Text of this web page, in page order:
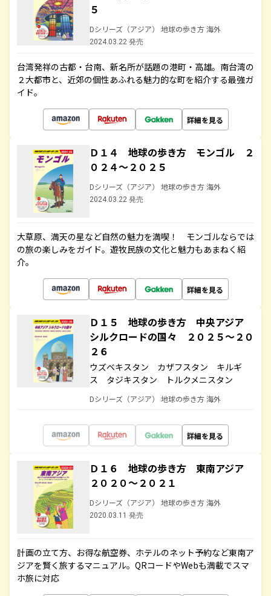
５
Dシリーズ（アジア） 地球の歩き方 海外
2024.03.22 発売
台湾発祥の古都・台南、新名所が話題の港町・高雄。南台湾の
２大都市と、近郊の個性あふれる魅力的な町を紹介する最強ガ
イド。
詳細を見る
Ｄ１４ 地球の歩き方 モンゴル ２
０２４～２０２５
Dシリーズ（アジア） 地球の歩き方 海外
2024.03.22 発売
大草原、満天の星など自然の魅力を満喫！ モンゴルならでは
の旅の楽しみをガイド。遊牧民族の文化と魅力もあまねく紹
介。
詳細を見る
Ｄ１５ 地球の歩き方 中央アジア
シルクロードの国々 ２０２５～２０
２６
ウズベキスタン カザフスタン キルギ
ス タジキスタン トルクメニスタン
Dシリーズ（アジア） 地球の歩き方 海外
詳細を見る
Ｄ１６ 地球の歩き方 東南アジア
２０２０～２０２１
Dシリーズ（アジア） 地球の歩き方 海外
2020.03.11 発売
計画の立て方、お得な航空券、ホテルのネット予約など東南ア
ジアを賢く旅するマニュアル。QRコードやWebも満載でスマ
ホ旅に対応